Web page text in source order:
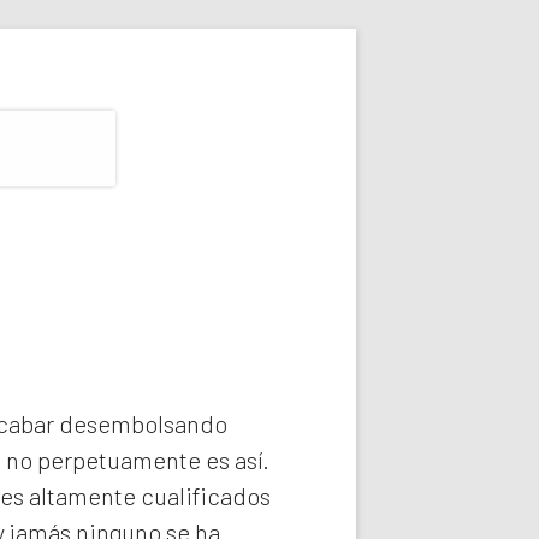
desembolsando
perpetuamente es así.
altamente cualificados
ninguno se ha